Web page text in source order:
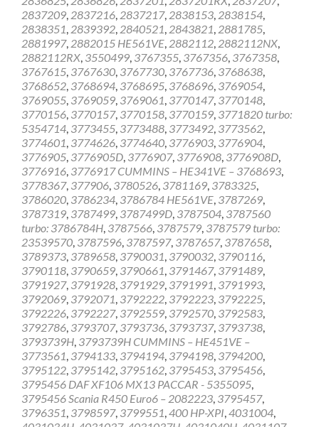
2837209, 2837216, 2837217, 2838153, 2838154,
2838351, 2839392, 2840521, 2843821, 2881785,
2881997, 2882015 HE561VE, 2882112, 2882112NX,
2882112RX, 3550499, 3767355, 3767356, 3767358,
3767615, 3767630, 3767730, 3767736, 3768638,
3768652, 3768694, 3768695, 3768696, 3769054,
3769055, 3769059, 3769061, 3770147, 3770148,
3770156, 3770157, 3770158, 3770159, 3771820 turbo:
5354714, 3773455, 3773488, 3773492, 3773562,
3774601, 3774626, 3774640, 3776903, 3776904,
3776905, 3776905D, 3776907, 3776908, 3776908D,
3776916, 3776917 CUMMINS – HE341VE – 3768693,
3778367, 377906, 3780526, 3781169, 3783325,
3786020, 3786234, 3786784 HE561VE, 3787269,
3787319, 3787499, 3787499D, 3787504, 3787560
turbo: 3786784H, 3787566, 3787579, 3787579 turbo:
23539570, 3787596, 3787597, 3787657, 3787658,
3789373, 3789658, 3790031, 3790032, 3790116,
3790118, 3790659, 3790661, 3791467, 3791489,
3791927, 3791928, 3791929, 3791991, 3791993,
3792069, 3792071, 3792222, 3792223, 3792225,
3792226, 3792227, 3792559, 3792570, 3792583,
3792786, 3793707, 3793736, 3793737, 3793738,
3793739H, 3793739H CUMMINS – HE451VE –
3773561, 3794133, 3794194, 3794198, 3794200,
3795122, 3795142, 3795162, 3795453, 3795456,
3795456 DAF XF106 MX13 PACCAR - 5355095,
3795456 Scania R450 Euro6 – 2082223, 3795457,
3796351, 3798597, 3799551,400 HP-XPI,4031004,